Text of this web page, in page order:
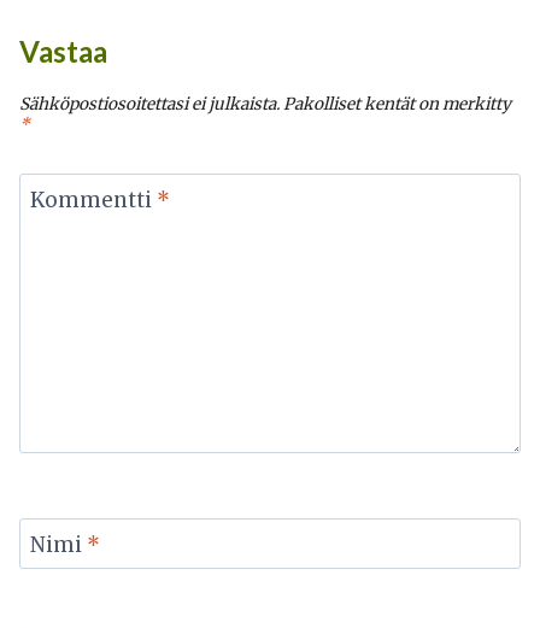
Vastaa
Sähköpostiosoitettasi ei julkaista.Pakolliset kentät on merkitty
*
Kommentti *
Nimi *